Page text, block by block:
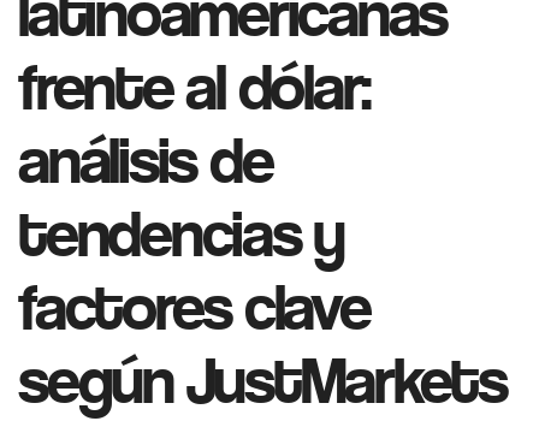
frente al dólar:
análisis de
tendencias y
factores clave
según JustMarkets